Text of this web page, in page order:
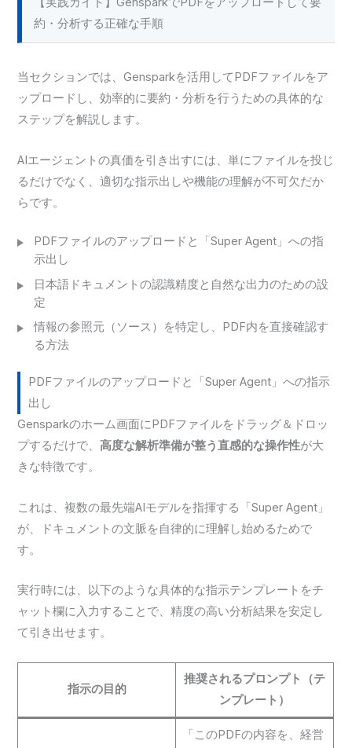
約・分析する正確な手順
当セクションでは、Gensparkを活用してPDFファイルをア
ップロードし、効率的に要約・分析を行うための具体的な
ステップを解説します。
AIエージェントの真価を引き出すには、単にファイルを投じ
るだけでなく、適切な指示出しや機能の理解が不可欠だか
らです。
PDFファイルのアップロードと「Super Agent」への指
示出し
日本語ドキュメントの認識精度と自然な出力のための設
定
情報の参照元（ソース）を特定し、PDF内を直接確認す
る方法
PDFファイルのアップロードと「Super Agent」への指示
出し
Gensparkのホーム画面にPDFファイルをドラッグ＆ドロッ
プするだけで、高度な解析準備が整う直感的な操作性が大
きな特徴です。
これは、複数の最先端AIモデルを指揮する「Super Agent」
が、ドキュメントの文脈を自律的に理解し始めるためで
す。
実行時には、以下のような具体的な指示テンプレートをチ
ャット欄に入力することで、精度の高い分析結果を安定し
て引き出せます。
指示の目的
推奨されるプロンプト（テ
ンプレート）
「このPDFの内容を、経営